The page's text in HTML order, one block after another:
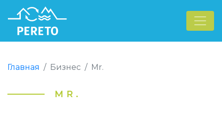
Главная Бизнес Mr.
MR.